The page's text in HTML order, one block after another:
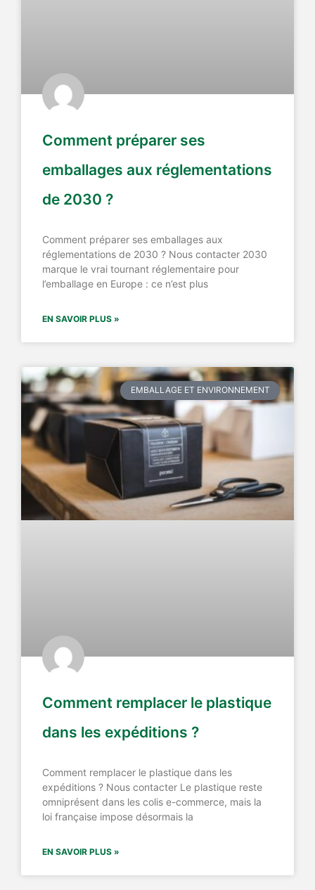
Comment préparer ses
emballages aux réglementations
de 2030 ?
Comment préparer ses emballages aux
réglementations de 2030 ? Nous contacter 2030
marque le vrai tournant réglementaire pour
l’emballage en Europe : ce n’est plus
EN SAVOIR PLUS »
EMBALLAGE ET ENVIRONNEMENT
Comment remplacer le plastique
dans les expéditions ?
Comment remplacer le plastique dans les
expéditions ? Nous contacter Le plastique reste
omniprésent dans les colis e-commerce, mais la
loi française impose désormais la
EN SAVOIR PLUS »